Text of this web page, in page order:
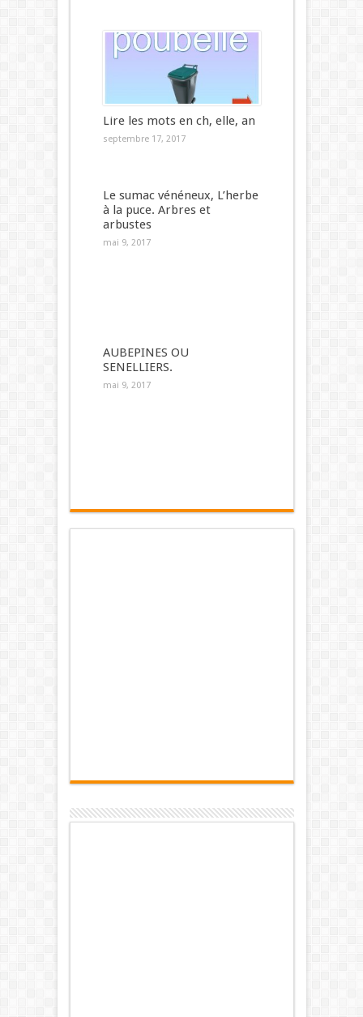
Lire les mots en ch, elle, an
septembre 17, 2017
Le sumac vénéneux, L’herbe
à la puce. Arbres et
arbustes
mai 9, 2017
AUBEPINES OU
SENELLIERS.
mai 9, 2017